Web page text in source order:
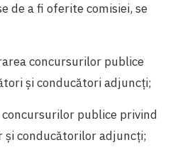
de a fi oferite comisiei, se
concursurilor publice
și conducători adjuncți;
publice privind
conducătorilor adjuncți;